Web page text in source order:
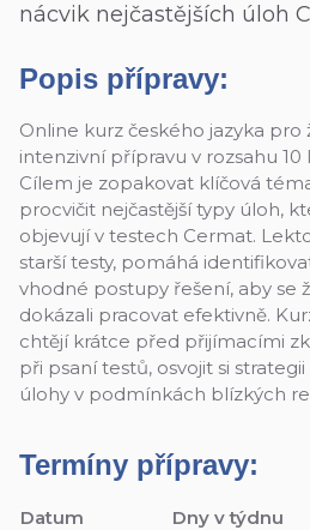
nácvik nejčastějších úloh
Popis přípravy:
Online kurz českého jazyka pro
intenzivní přípravu v rozsahu
Cílem je zopakovat klíčová
procvičit nejčastější typy úloh,
objevují v testech Cermat.
starší testy, pomáhá
vhodné postupy řešení, aby se
dokázali pracovat efektivně.
chtějí krátce před přijímacími
při psaní testů, osvojit si
úlohy v podmínkách blízkých
Termíny přípravy:
Datum Dny v týdnu